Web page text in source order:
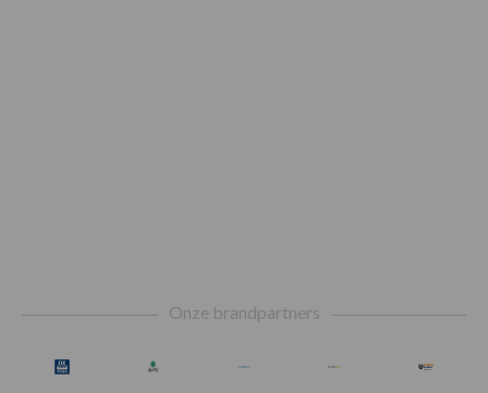
Onze brandpartners